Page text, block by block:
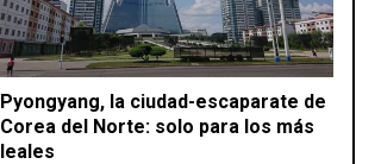
Pyongyang, la ciudad-escaparate de
Corea del Norte: solo para los más
leales